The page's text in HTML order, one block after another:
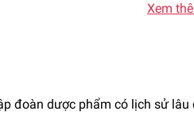
Xem
đoàn dược phẩm có lịch sử